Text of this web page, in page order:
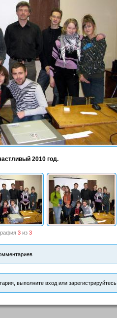
2010 год.
3 из 3
выполните вход или зарегистрируйтесь.